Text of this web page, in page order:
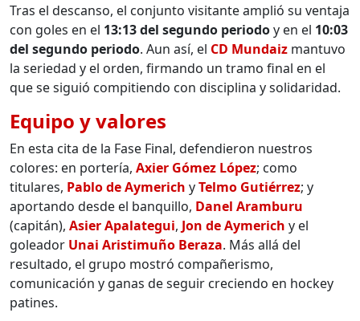
Tras el descanso, el conjunto visitante amplió su ventaja
con goles en el 13:13 del segundo periodoy en el 10:03
del segundo periodo. Aun así, el CD Mundaiz mantuvo
la seriedad y el orden, firmando un tramo final en el
que se siguió compitiendo con disciplina y solidaridad.
Equipo y valores
En esta cita de la Fase Final, defendieron nuestros
colores: en portería, Axier Gómez López; como
titulares, Pablo de Aymerich yTelmo Gutiérrez; y
aportando desde el banquillo, Danel Aramburu
(capitán), Asier Apalategui, Jon de Aymerich y el
goleador Unai Aristimuño Beraza. Más allá del
resultado, el grupo mostró compañerismo,
comunicación y ganas de seguir creciendo en hockey
patines.